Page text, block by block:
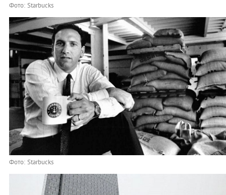
Фото: Starbucks
Фото: Starbucks